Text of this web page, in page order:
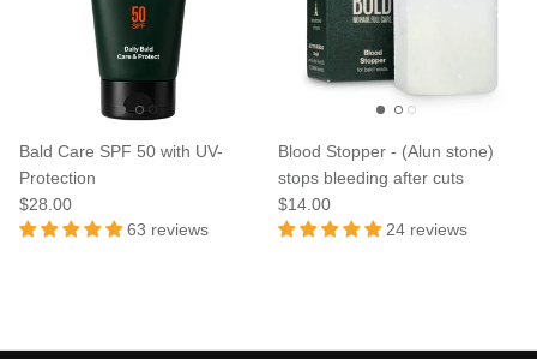
Bald Care SPF 50 with UV-
Protection
$28.00
63 reviews
Blood Stopper - (Alun stone)
stops bleeding after cuts
$14.00
24 reviews